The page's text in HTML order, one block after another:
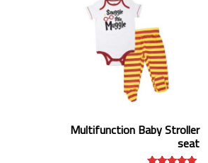
Multifunction Baby Stroller
seat